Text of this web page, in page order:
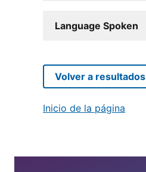
Language Spoken
Volver a resultados
Inicio de la página